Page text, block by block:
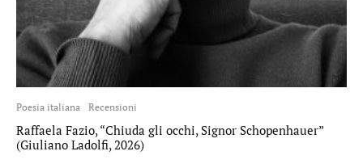
Poesia italiana Recensioni
Raffaela Fazio, “Chiuda gli occhi, Signor Schopenhauer”
(Giuliano Ladolfi, 2026)